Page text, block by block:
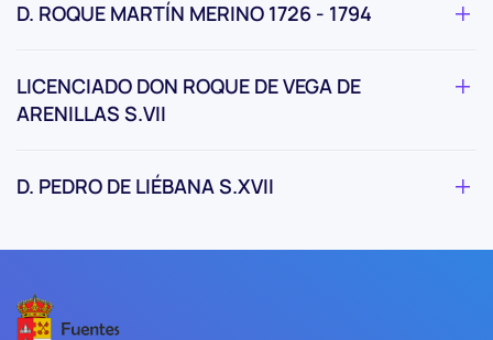
D. ROQUE MARTÍN MERINO 1726 - 1794
LICENCIADO DON ROQUE DE VEGA DE
ARENILLAS S.VII
D. PEDRO DE LIÉBANA S.XVII